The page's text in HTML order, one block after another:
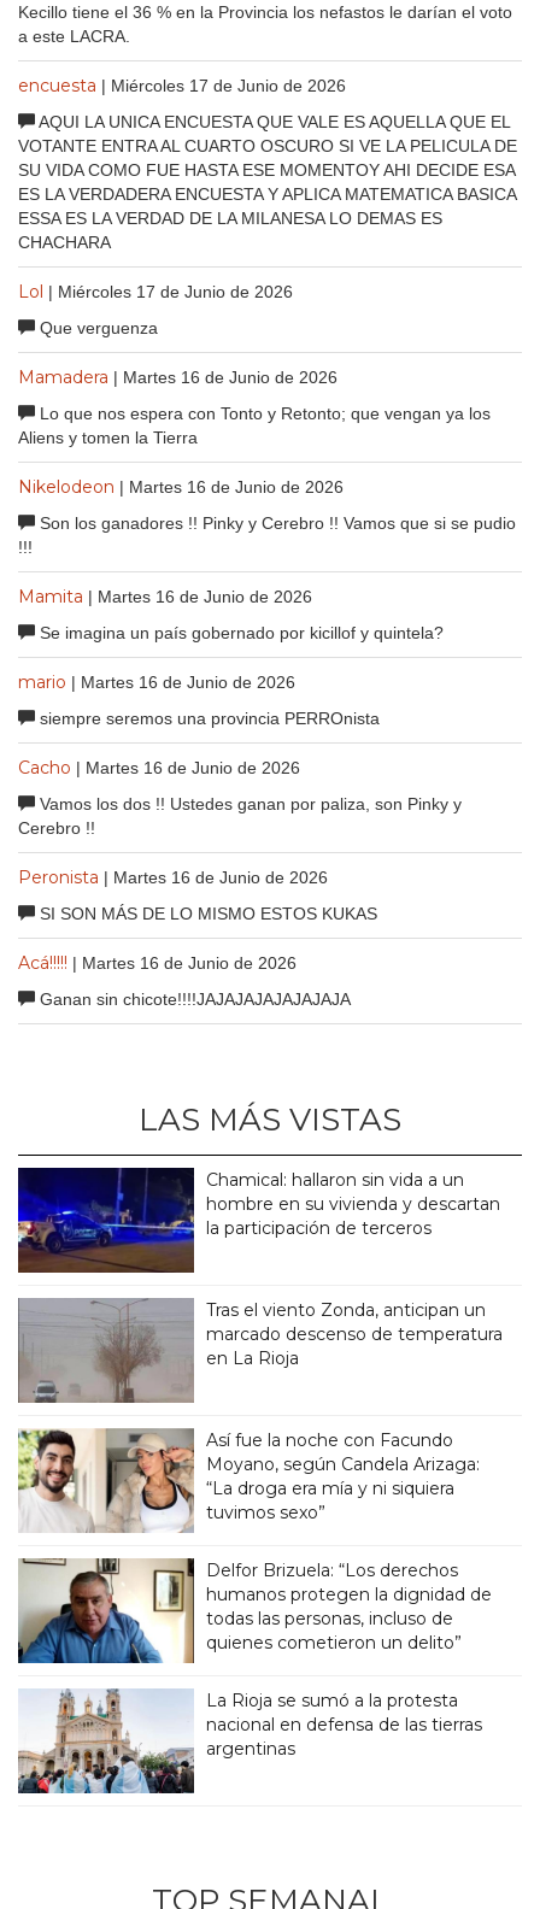
Kecillo tiene el 36 % en la Provincia los nefastos le darían el voto
a este LACRA.
encuesta | Miércoles 17 de Junio de 2026
AQUI LA UNICA ENCUESTA QUE VALE ES AQUELLA QUE EL
VOTANTE ENTRA AL CUARTO OSCURO SI VE LA PELICULA DE
SU VIDA COMO FUE HASTA ESE MOMENTOY AHI DECIDE ESA
ES LA VERDADERA ENCUESTA Y APLICA MATEMATICA BASICA
ESSA ES LA VERDAD DE LA MILANESA LO DEMAS ES
CHACHARA
Lol | Miércoles 17 de Junio de 2026
Que verguenza
Mamadera | Martes 16 de Junio de 2026
Lo que nos espera con Tonto y Retonto; que vengan ya los
Aliens y tomen la Tierra
Nikelodeon | Martes 16 de Junio de 2026
Son los ganadores !! Pinky y Cerebro !! Vamos que si se pudio
!!!
Mamita | Martes 16 de Junio de 2026
Se imagina un país gobernado por kicillof y quintela?
mario | Martes 16 de Junio de 2026
siempre seremos una provincia PERROnista
Cacho | Martes 16 de Junio de 2026
Vamos los dos !! Ustedes ganan por paliza, son Pinky y
Cerebro !!
Peronista | Martes 16 de Junio de 2026
SI SON MÁS DE LO MISMO ESTOS KUKAS
Acá!!!!! | Martes 16 de Junio de 2026
Ganan sin chicote!!!!JAJAJAJAJAJAJAJA
LAS MÁS VISTAS
Chamical: hallaron sin vida a un
hombre en su vivienda y descartan
la participación de terceros
Tras el viento Zonda, anticipan un
marcado descenso de temperatura
en La Rioja
Así fue la noche con Facundo
Moyano, según Candela Arizaga:
“La droga era mía y ni siquiera
tuvimos sexo”
Delfor Brizuela: “Los derechos
humanos protegen la dignidad de
todas las personas, incluso de
quienes cometieron un delito”
La Rioja se sumó a la protesta
nacional en defensa de las tierras
argentinas
TOP SEMANAL